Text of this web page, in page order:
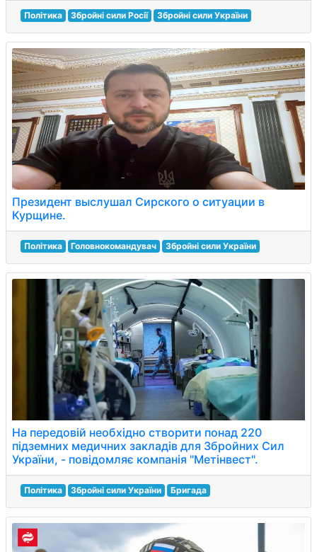
Політика Збройні сили Росії Збройні сили України
Президент выслушал Сирского о ситуации в
Курщине.
Політика Головнокомандувач Збройні сили України
На передовій необхідно створити понад 220
підземних медичних закладів для Збройних Сил
України, - повідомляє компанія "Метінвест".
Політика Збройні сили України Бригада